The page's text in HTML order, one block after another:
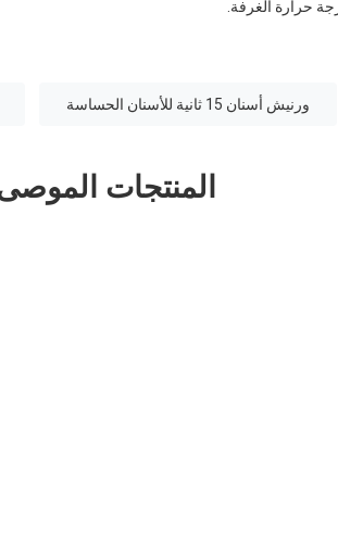
ورنيش أسنان 15 ثانية للأسنان الحساسة
المنتجات